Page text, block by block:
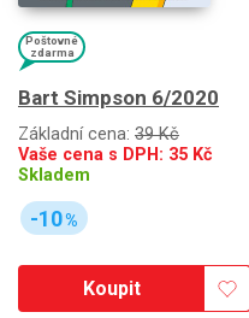
Poštovné
zdarma
Bart Simpson 6/2020
Základní cena: 39 Kč
Vaše cena s DPH: 35 Kč
Skladem
-10%
Koupit